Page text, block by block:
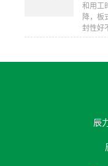
和用工
降，板
封性好
辰